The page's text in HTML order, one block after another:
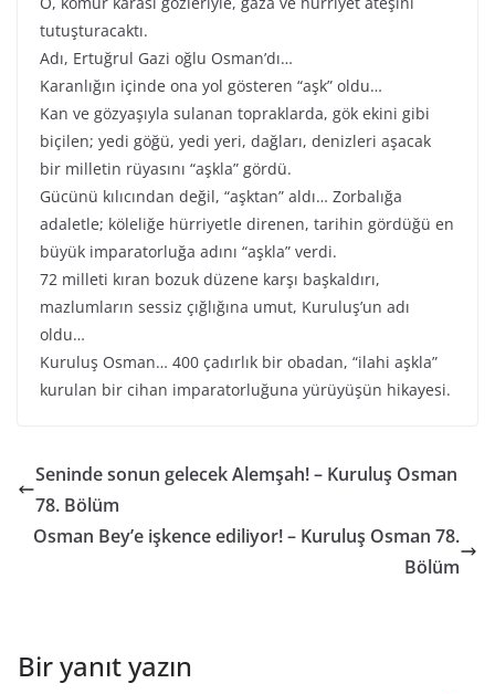
tutuşturacaktı.
Adı, Ertuğrul Gazi oğlu Osman’dı…
Karanlığın içinde ona yol gösteren “aşk” oldu…
Kan ve gözyaşıyla sulanan topraklarda, gök ekini gibi
biçilen; yedi göğü, yedi yeri, dağları, denizleri aşacak
bir milletin rüyasını “aşkla” gördü.
Gücünü kılıcından değil, “aşktan” aldı… Zorbalığa
adaletle; köleliğe hürriyetle direnen, tarihin gördüğü en
büyük imparatorluğa adını “aşkla” verdi.
72 milleti kıran bozuk düzene karşı başkaldırı,
mazlumların sessiz çığlığına umut, Kuruluş’un adı
oldu…
Kuruluş Osman… 400 çadırlık bir obadan, “ilahi aşkla”
kurulan bir cihan imparatorluğuna yürüyüşün hikayesi.
Seninde sonun gelecek Alemşah! – Kuruluş Osman
78. Bölüm
Osman Bey’e işkence ediliyor! – Kuruluş Osman 78.
Bölüm
Bir yanıt yazın